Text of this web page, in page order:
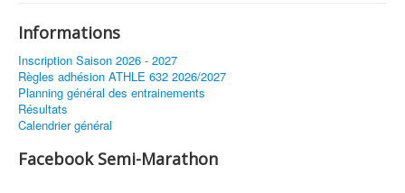
Vous êtes ici :
Informations
Inscription Saison 2026 - 2027
Règles adhésion ATHLE 632 2026/2027
Planning général des entrainements
Résultats
Calendrier général
Facebook Semi-Marathon